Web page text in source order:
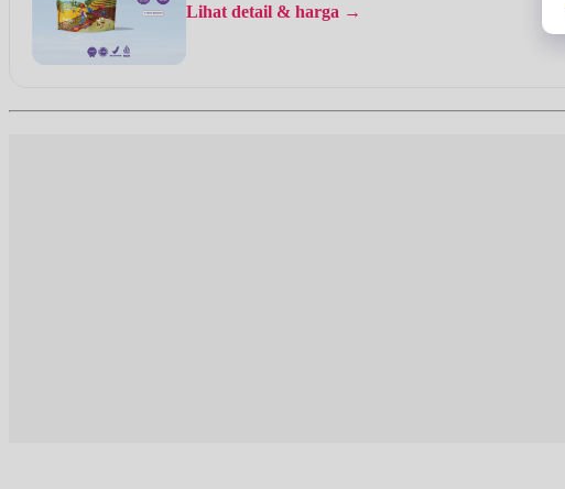
Jam 09:00 - 12:00
Lihat detail & harga →